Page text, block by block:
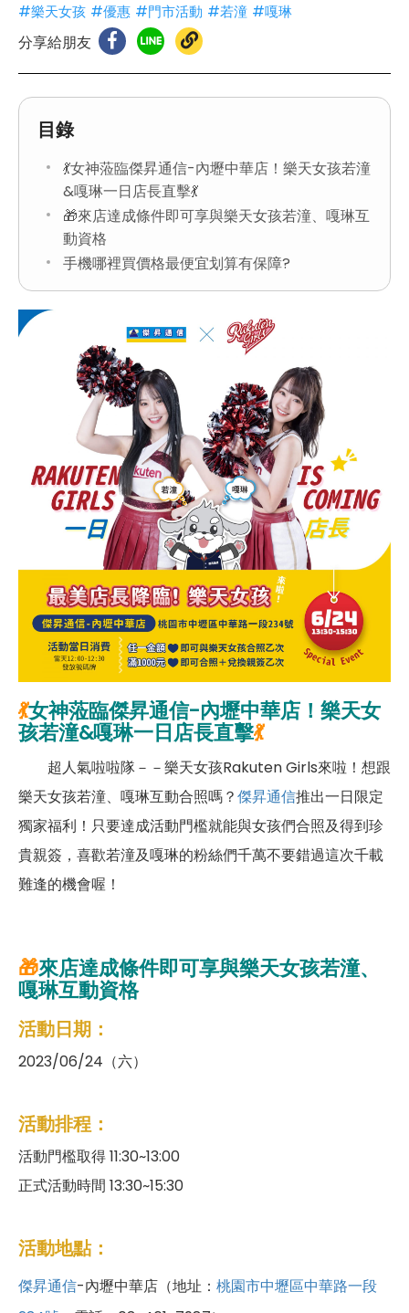
#樂天女孩 #優惠 #門市活動 #若潼 #嘎琳
分享給朋友
目錄
💃女神蒞臨傑昇通信-內壢中華店！樂天女孩若潼
&嘎琳一日店長直擊💃
🎁來店達成條件即可享與樂天女孩若潼、嘎琳互
動資格
手機哪裡買價格最便宜划算有保障?
💃女神蒞臨傑昇通信-內壢中華店！樂天女
孩若潼&嘎琳一日店長直擊💃
超人氣啦啦隊－－樂天女孩Rakuten Girls來啦！想跟
樂天女孩若潼、嘎琳互動合照嗎？傑昇通信推出一日限定
獨家福利！只要達成活動門檻就能與女孩們合照及得到珍
貴親簽，喜歡若潼及嘎琳的粉絲們千萬不要錯過這次千載
難逢的機會喔！
🎁來店達成條件即可享與樂天女孩若潼、
嘎琳互動資格
活動日期：
2023/06/24（六）
活動排程：
活動門檻取得 11:30~13:00
正式活動時間 13:30~15:30
活動地點：
傑昇通信-內壢中華店（地址： 桃園市中壢區中華路一段